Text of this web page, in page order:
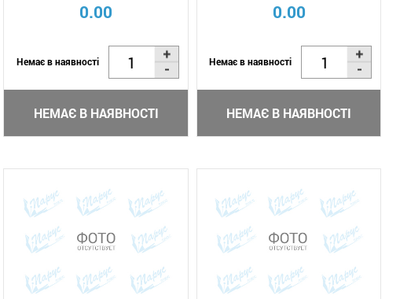
0.00
Немає в наявності
НЕМАЄ В НАЯВНОСТІ
0.00
Немає в наявності
НЕМАЄ В НАЯВНОСТІ